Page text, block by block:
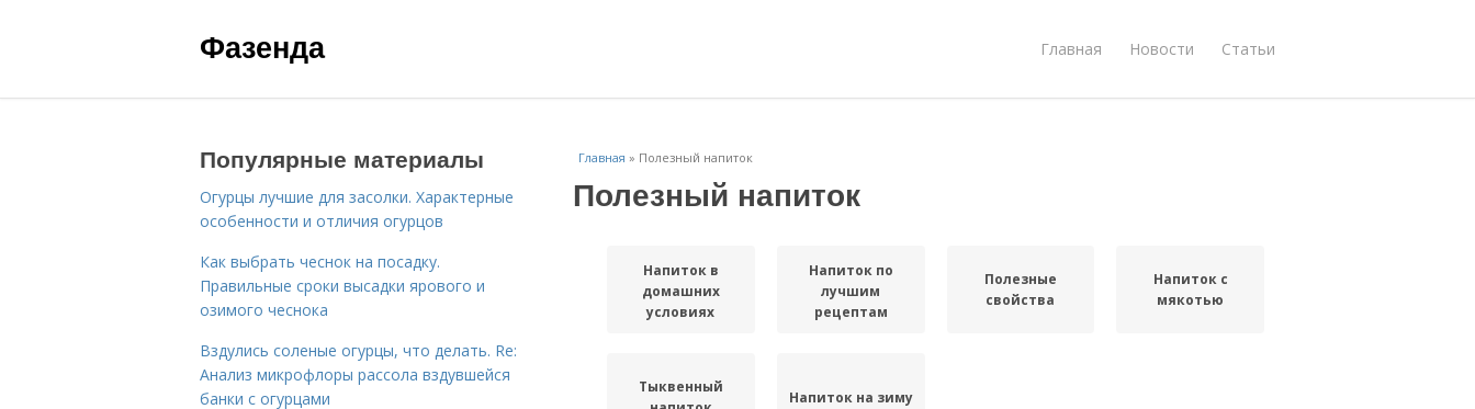
Фазенда Главная Новости Статьи
Главная » Полезный напиток
Полезный напиток
Напиток в
домашних
условиях
Напиток по
лучшим
рецептам
Полезные
свойства
Напиток с
мякотью
Тыквенный
Напиток на зиму
Популярные материалы
Огурцы лучшие для засолки. Характерные
особенности и отличия огурцов
Как выбрать чеснок на посадку.
Правильные сроки высадки ярового и
озимого чеснока
Вздулись соленые огурцы, что делать. Re:
Анализ микрофлоры рассола вздувшейся
банки с огурцами